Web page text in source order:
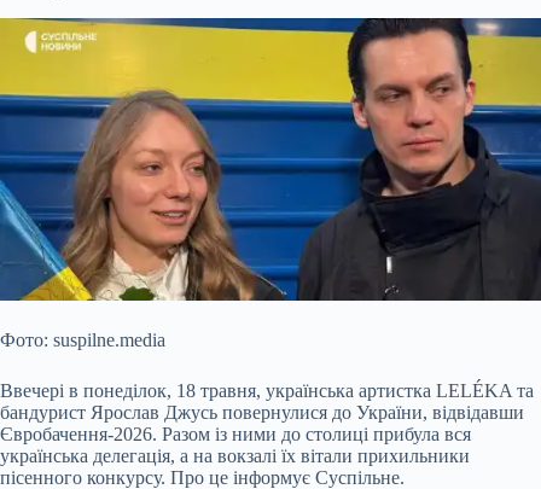
Фото: suspilne.media
Ввечері в понеділок, 18 травня, українська артистка LELÉKA та
бандурист Ярослав Джусь повернулися до України, відвідавши
Євробачення-2026. Разом із ними до столиці прибула вся
українська делегація, а на вокзалі їх вітали прихильники
пісенного конкурсу. Про це інформує Суспільне.